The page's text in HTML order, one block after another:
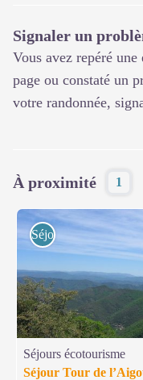
Signaler un
Vous avez repéré
page ou constaté un
votre randonnée,
À proximité 1
Séjours écotourisme
Séjours écotourisme
Séjour Tour de